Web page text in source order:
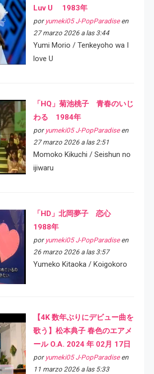
Luv U 1983年
por yumeki05 J-PopParadiseen
27 marzo 2026 a las 3:44
Yumi Morio / Tenkeyoho wa I
love U
「HQ」菊池桃子 青春のいじ
わる 1984年
por yumeki05 J-PopParadiseen
27 marzo 2026 a las 2:51
Momoko Kikuchi / Seishun no
ijiwaru
「HD」北岡夢子 恋心
1988年
por yumeki05 J-PopParadiseen
26 marzo 2026 a las 3:57
Yumeko Kitaoka / Koigokoro
【4K 数年ぶりにデビュー曲を
歌う】松本典子 春色のエアメ
ール O.A. 2024 年 02月 17日
por yumeki05 J-PopParadiseen
11 marzo 2026 a las 5:33